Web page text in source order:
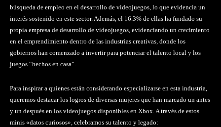
búsqueda de empleo en el desarrollo de videojuegos, lo que evidencia un
interés sostenido en este sector. Además, el 16.3% de ellas ha fundado su
propia empresa de desarrollo de videojuegos, evidenciando un crecimiento
en el emprendimiento dentro de las industrias creativas, donde los
gobiernos han comenzado a invertir para potenciar el talento local y los
juegos “hechos en casa”.
Para inspirar a quienes están considerando especializarse en esta industria,
queremos destacar los logros de diversas mujeres que han marcado un antes
y un después en los videojuegos disponibles en Xbox. A través de estos
minis «datos curiosos», celebramos su talento y legado: